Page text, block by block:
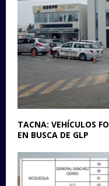
TACNA: VEHÍCULOS
EN BUSCA DE GLP